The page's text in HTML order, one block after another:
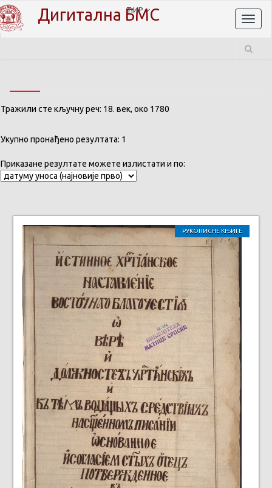
Дигитална БМС
ЋИР
Тражили сте кључну реч: 18. век, око 1780
Укупно пронађено резултата: 1
Приказане резултате можете излистати и по:
РУКОПИСНЕ КЊИГЕ